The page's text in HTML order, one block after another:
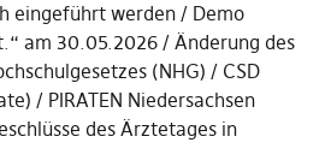
eingeführt werden
Demo
am 30.05.2026
Änderung des
(NHG)
CSD
PIRATEN Niedersachsen
des Ärztetages in